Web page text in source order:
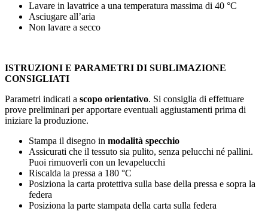
Lavare in lavatrice a una temperatura massima di 40 °C
Asciugare all’aria
Non lavare a secco
ISTRUZIONI E PARAMETRI DI SUBLIMAZIONE
CONSIGLIATI
Parametri indicati a scopo orientativo. Si consiglia di effettuare
prove preliminari per apportare eventuali aggiustamenti prima di
iniziare la produzione.
Stampa il disegno in modalità specchio
Assicurati che il tessuto sia pulito, senza pelucchi né pallini.
Puoi rimuoverli con un levapelucchi
Riscalda la pressa a 180 °C
Posiziona la carta protettiva sulla base della pressa e sopra la
federa
Posiziona la parte stampata della carta sulla federa